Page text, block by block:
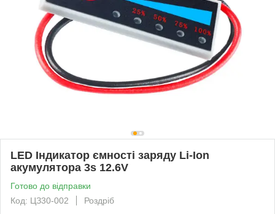
LED Індикатор ємності заряду Li-Ion
акумулятора 3s 12.6V
Готово до відправки
Код: ЦЗ30-002
Роздріб